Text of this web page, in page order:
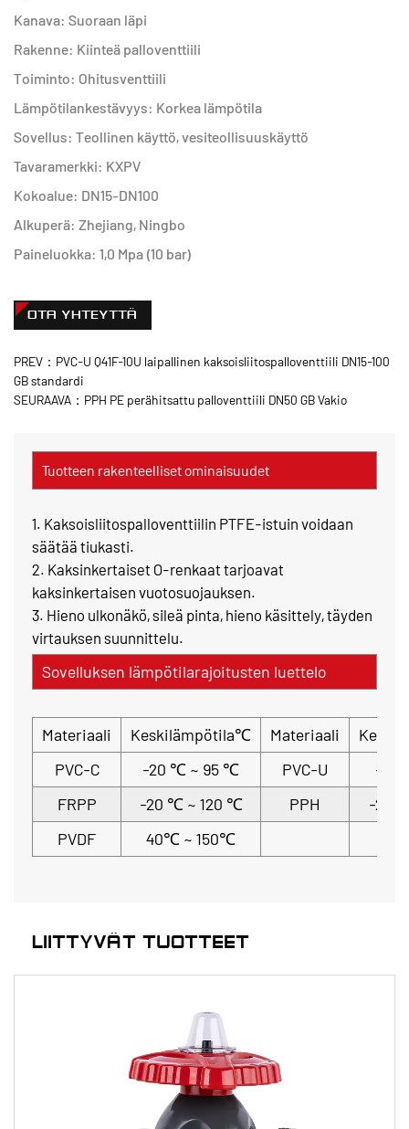
Kanava: Suoraan läpi
Rakenne: Kiinteä palloventtiili
Toiminto: Ohitusventtiili
Lämpötilankestävyys: Korkea lämpötila
Sovellus: Teollinen käyttö, vesiteollisuuskäyttö
Tavaramerkki: KXPV
Kokoalue: DN15-DN100
Alkuperä: Zhejiang, Ningbo
Paineluokka: 1,0 Mpa (10 bar)
OTA YHTEYTTÄ
PREV：PVC-U Q41F-10U laipallinen kaksoisliitospalloventtiili DN15-100
GB standardi
SEURAAVA：PPH PE perähitsattu palloventtiili DN50 GB Vakio
Tuotteen rakenteelliset ominaisuudet
1. Kaksoisliitospalloventtiilin PTFE-istuin voidaan
säätää tiukasti.
2. Kaksinkertaiset O-renkaat tarjoavat
kaksinkertaisen vuotosuojauksen.
3. Hieno ulkonäkö, sileä pinta, hieno käsittely, täyden
virtauksen suunnittelu.
Sovelluksen lämpötilarajoitusten luettelo
Materiaali Keskilämpötila℃ Materiaali
PVC-C
-20 ℃ ~ 95 ℃ PVC-U
-5
FRPP
-20 ℃ ~ 120 ℃ PPH
-20
PVDF
40℃ ~ 150℃
LIITTYVÄT TUOTTEET